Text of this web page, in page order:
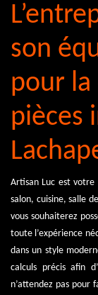
son
pour la
pièces
Artisan Luc est
salon, cuisine, salle
vous souhaiterez
toute l’expérience
dans un style
calculs précis afin
n’attendez pas pour